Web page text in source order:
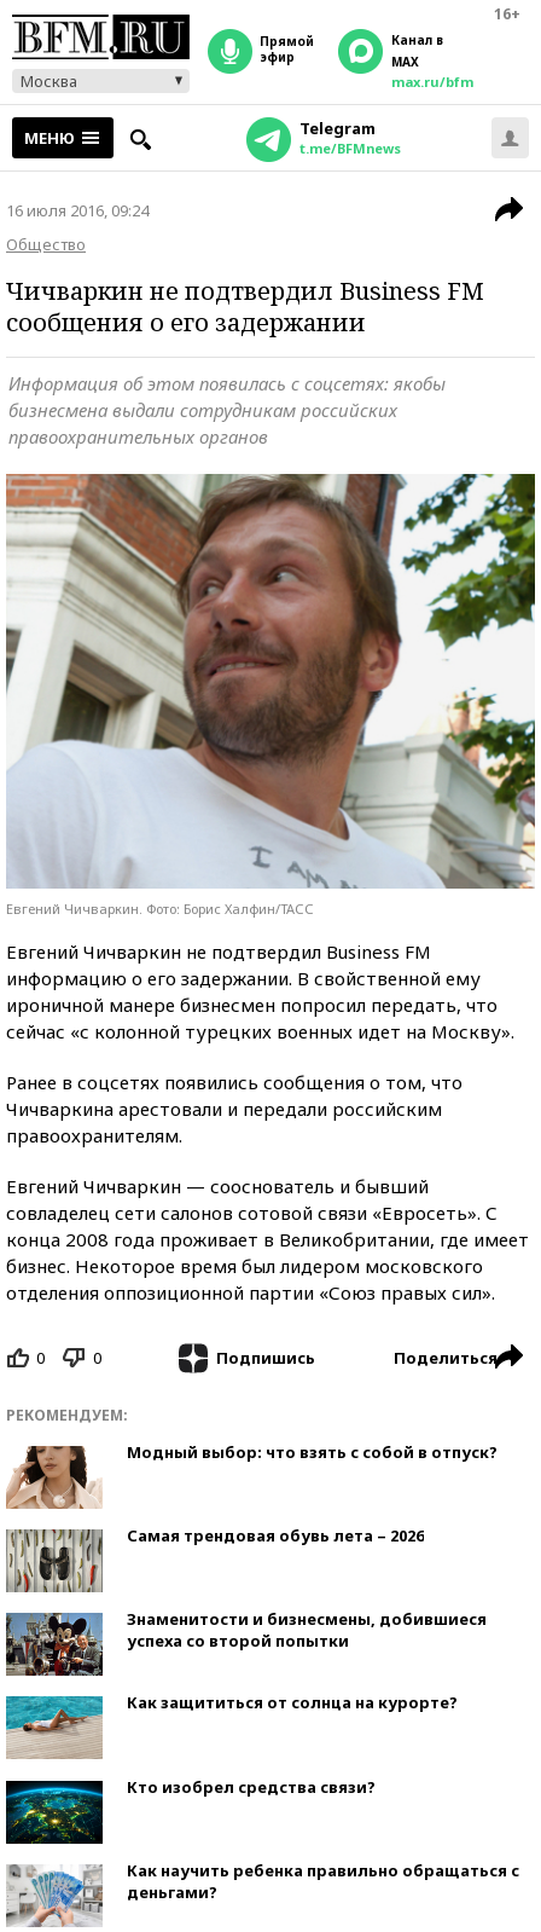
16+
Москва
прямой
эфир
Канал в
MAX
max.ru/bfm
МЕНЮ Telegram
t.me/BFMnews
16 июля 2016, 09:24
Общество
Чичваркин не подтвердил Business FM
сообщения о его задержании
Информация об этом появилась с соцсетях: якобы
бизнесмена выдали сотрудникам российских
правоохранительных органов
Евгений Чичваркин. Фото: Борис Халфин/ТАСС
Евгений Чичваркин не подтвердил Business FM
информацию о его задержании. В свойственной ему
ироничной манере бизнесмен попросил передать, что
сейчас «с колонной турецких военных идет на Москву».
Ранее в соцсетях появились сообщения о том, что
Чичваркина арестовали и передали российским
правоохранителям.
Евгений Чичваркин — сооснователь и бывший
совладелец сети салонов сотовой связи «Евросеть». С
конца 2008 года проживает в Великобритании, где имеет
бизнес. Некоторое время был лидером московского
отделения оппозиционной партии «Союз правых сил».
0 0 Подпишись Поделиться
РЕКОМЕНДУЕМ:
Модный выбор: что взять с собой в отпуск?
Самая трендовая обувь лета – 2026
Знаменитости и бизнесмены, добившиеся
успеха со второй попытки
Как защититься от солнца на курорте?
Кто изобрел средства связи?
Как научить ребенка правильно обращаться с
деньгами?